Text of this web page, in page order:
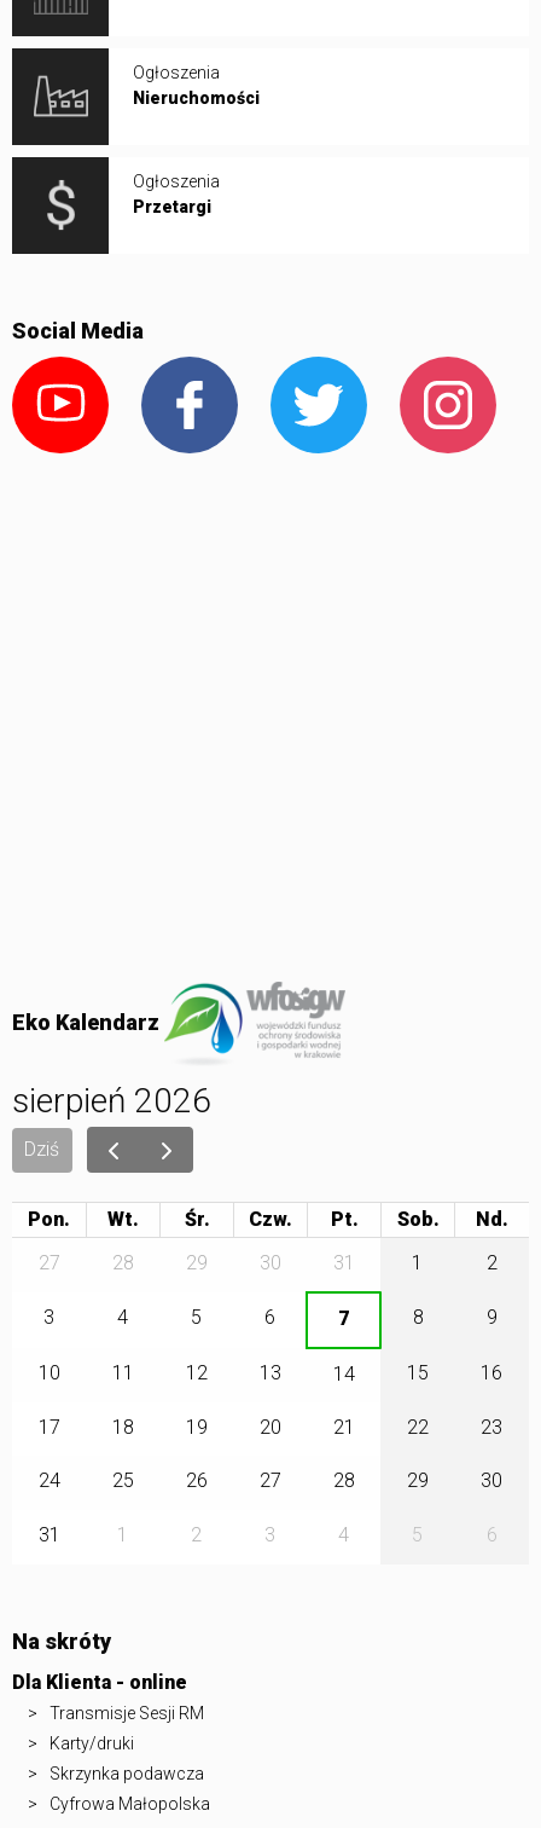
Ogłoszenia
Nieruchomości
Ogłoszenia
Przetargi
Social Media
Eko Kalendarz
sierpień 2026
Dziś
Pon. Wt. Śr. Czw. Pt.
Sob.
27
28 29 30 31 1 2
3 4 5 6 7 8 9
10 11 12 13 14 15 16
17 18 19 20 21 22 23
24 25 26 27 28 29 30
31 1 2 3 4 5 6
Na skróty
Dla Klienta - online
Transmisje Sesji RM
Karty/druki
Skrzynka podawcza
Cyfrowa Małopolska